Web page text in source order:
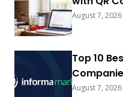
August 7, 2026
Top 10
August 7, 2026